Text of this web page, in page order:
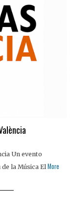
Un evento
la Música El More